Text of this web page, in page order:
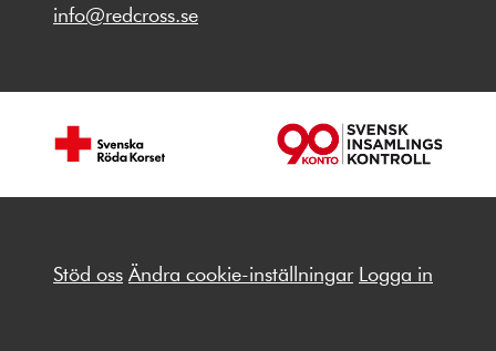
info@redcross.se
Stöd oss Ändra cookie-inställningar Logga in